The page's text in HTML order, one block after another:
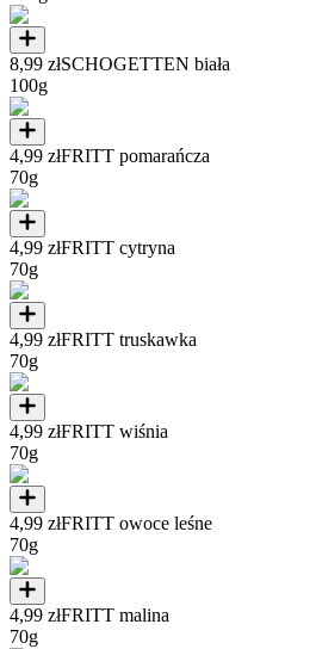
8,99 złSCHOGETTEN biała
100g
4,99 złFRITT pomarańcza
70g
4,99 złFRITT cytryna
70g
4,99 złFRITT truskawka
70g
4,99 złFRITT wiśnia
70g
4,99 złFRITT owoce leśne
70g
4,99 złFRITT malina
70g